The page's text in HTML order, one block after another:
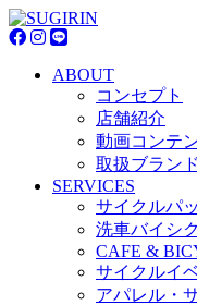
ABOUT
コンセプト
店舗紹介
動画コンテ
取扱ブラン
SERVICES
サイクルパ
洗車バイシ
CAFE &
サイクルイ
アパレル・